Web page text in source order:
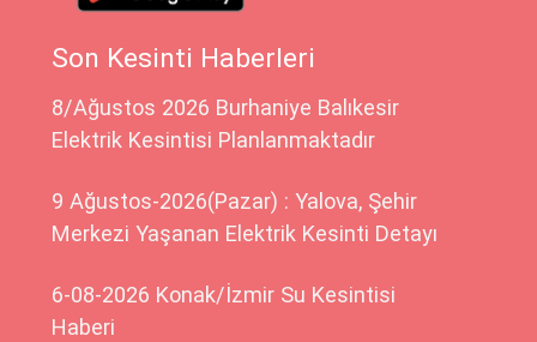
Son Kesinti Haberleri
8/Ağustos 2026 Burhaniye Balıkesir
Elektrik Kesintisi Planlanmaktadır
9 Ağustos-2026(Pazar) : Yalova, Şehir
Merkezi Yaşanan Elektrik Kesinti Detayı
6-08-2026 Konak/İzmir Su Kesintisi
Haberi